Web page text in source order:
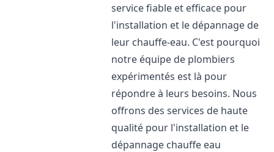
service fiable et efficace pour
l'installation et le dépannage de
leur chauffe-eau. C'est pourquoi
notre équipe de plombiers
expérimentés est là pour
répondre à leurs besoins. Nous
offrons des services de haute
qualité pour l'installation et le
dépannage chauffe eau